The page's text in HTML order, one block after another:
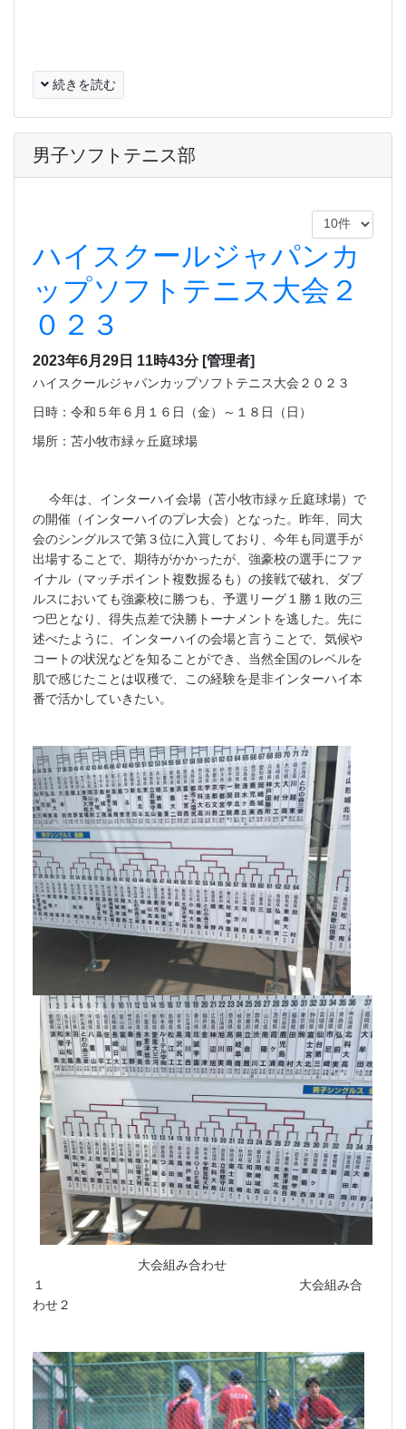
続きを読む
男子ソフトテニス部
ハイスクールジャパンカ
ップソフトテニス大会２
０２３
2023年6月29日 11時43分 [管理者]
ハイスクールジャパンカップソフトテニス大会２０２３
日時：令和５年６月１６日（金）～１８日（日）
場所：苫小牧市緑ヶ丘庭球場
今年は、インターハイ会場（苫小牧市緑ヶ丘庭球場）で
の開催（インターハイのプレ大会）となった。昨年、同大
会のシングルスで第３位に入賞しており、今年も同選手が
出場することで、期待がかかったが、強豪校の選手にファ
イナル（マッチポイント複数握るも）の接戦で破れ、ダブ
ルスにおいても強豪校に勝つも、予選リーグ１勝１敗の三
つ巴となり、得失点差で決勝トーナメントを逃した。先に
述べたように、インターハイの会場と言うことで、気候や
コートの状況などを知ることができ、当然全国のレベルを
肌で感じたことは収穫で、この経験を是非インターハイ本
番で活かしていきたい。
大会組み合わせ
１ 大会組み合
わせ２